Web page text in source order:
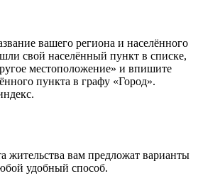
вашего региона и населённого
свой населённый пункт в списке,
местоположение» и впишите
пункта в графу «Город».
жительства вам предложат варианты
удобный способ.